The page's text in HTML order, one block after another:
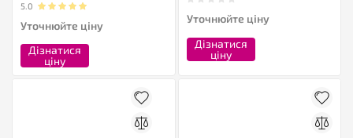
5.0
Уточнюйте ціну
Дізнатися
ціну
Уточнюйте ціну
Дізнатися
ціну